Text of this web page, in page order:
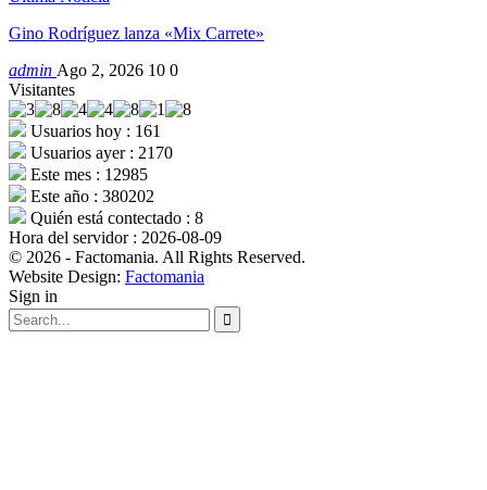
Gino Rodríguez lanza «Mix Carrete»
admin Ago 2, 2026 10 0
Visitantes
Usuarios hoy : 161
Usuarios ayer : 2170
Este mes : 12985
Este año : 380202
Quién está contectado : 8
Hora del servidor : 2026-08-09
© 2026 - Factomania. All Rights Reserved.
Website Design: Factomania
Sign in